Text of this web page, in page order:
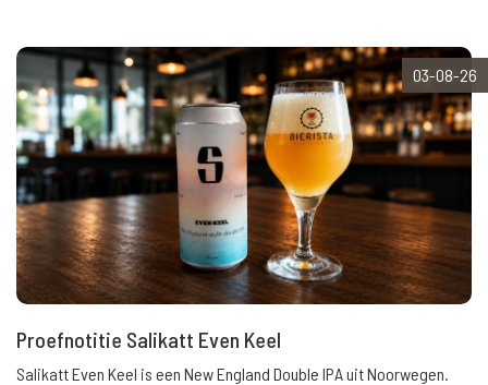
03-08-26
Proefnotitie Salikatt Even Keel
Salikatt Even Keel is een New England Double IPA uit Noorwegen.